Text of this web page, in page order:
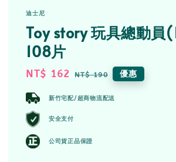
迪士尼
Toy story 玩具總動員
108片
Sale
NT$ 162 Regular
NT$ 190 優惠
新竹宅配/超商物流配送
安全支付
公司貨正品保證